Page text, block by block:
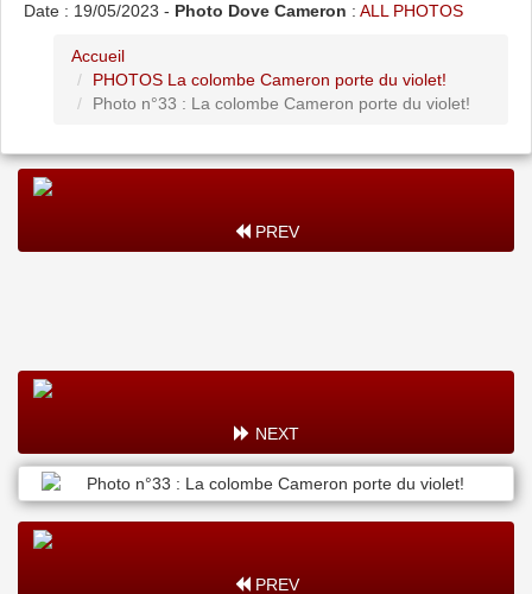
Date : 19/05/2023 - Photo Dove Cameron : ALL PHOTOS
Accueil
PHOTOS La colombe Cameron porte du violet!
Photo n°33 : La colombe Cameron porte du violet!
PREV
NEXT
PREV